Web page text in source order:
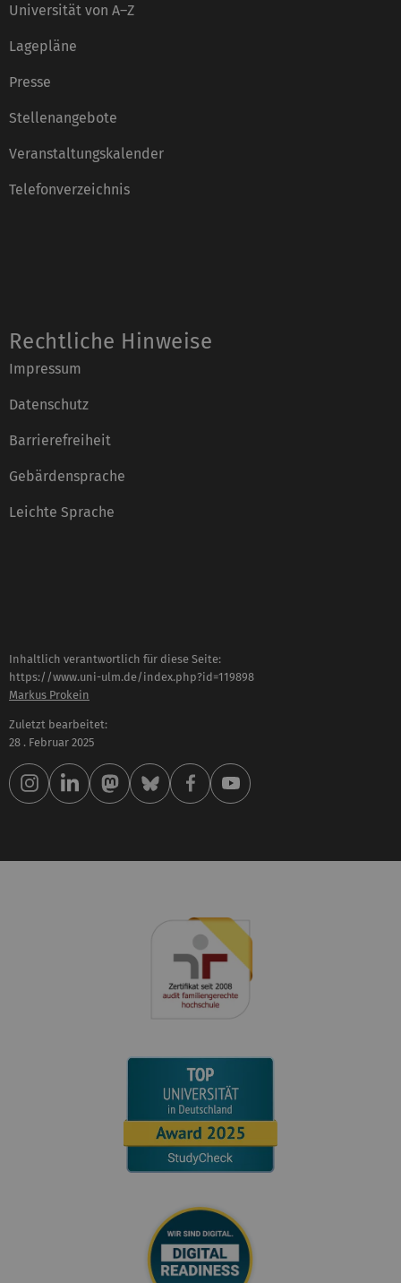
Universität von A–Z
Lagepläne
Presse
Stellenangebote
Veranstaltungskalender
Telefonverzeichnis
Rechtliche Hinweise
Impressum
Datenschutz
Barrierefreiheit
Gebärdensprache
Leichte Sprache
Inhaltlich verantwortlich für diese Seite:
https://www.uni-ulm.de/index.php?id=119898
Markus Prokein
Zuletzt bearbeitet:
28 . Februar 2025